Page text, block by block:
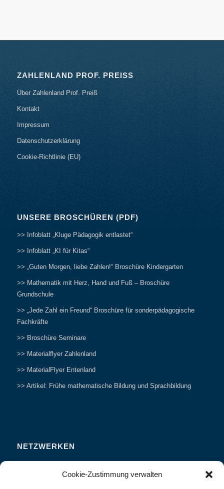
Cookie-Zustimmung verwalten
ZAHLENLAND PROF. PREISS
Über Zahlenland Prof. Preiß
Kontakt
Impressum
Datenschutzerklärung
Cookie-Richtlinie (EU)
UNSERE BROSCHÜREN (PDF)
>> Infoblatt „Kluge Pädagogik entlastet“
>> Infoblatt „KI für Kitas“
>> „Guten Morgen, liebe Zahlen!“ Broschüre Kindergarten
>> Mathematik mit Herz, Hand und Fuß – Broschüre
Grundschule
>> „Jede Zahl ein Freund“ Broschüre für sonderpädagogische
Fachkräfte
>> Broschüre Seminare
>> Materialflyer Zahlenland
>> MaterialFlyer Entenland
>> Artikel: Frühe mathematische Bildung und Sprachbildung
NETZWERKEN